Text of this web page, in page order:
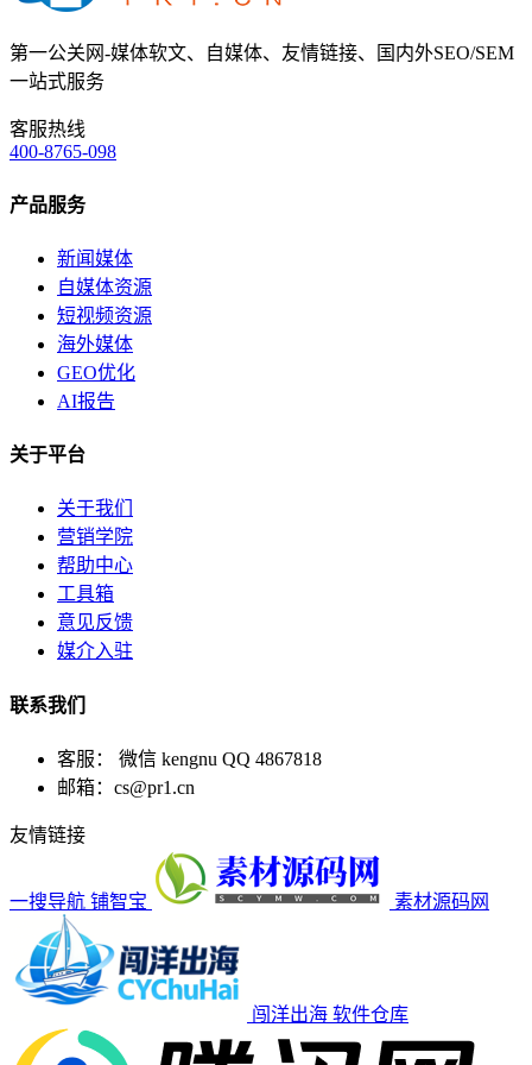
第一公关网-媒体软文、自媒体、友情链接、国内外SEO/SEM
一站式服务
客服热线
400-8765-098
产品服务
新闻媒体
自媒体资源
短视频资源
海外媒体
GEO优化
AI报告
关于平台
关于我们
营销学院
帮助中心
工具箱
意见反馈
媒介入驻
联系我们
客服： 微信 kengnu QQ 4867818
邮箱：cs@pr1.cn
友情链接
一搜导航 铺智宝 素材源码网
闯洋出海 软件仓库